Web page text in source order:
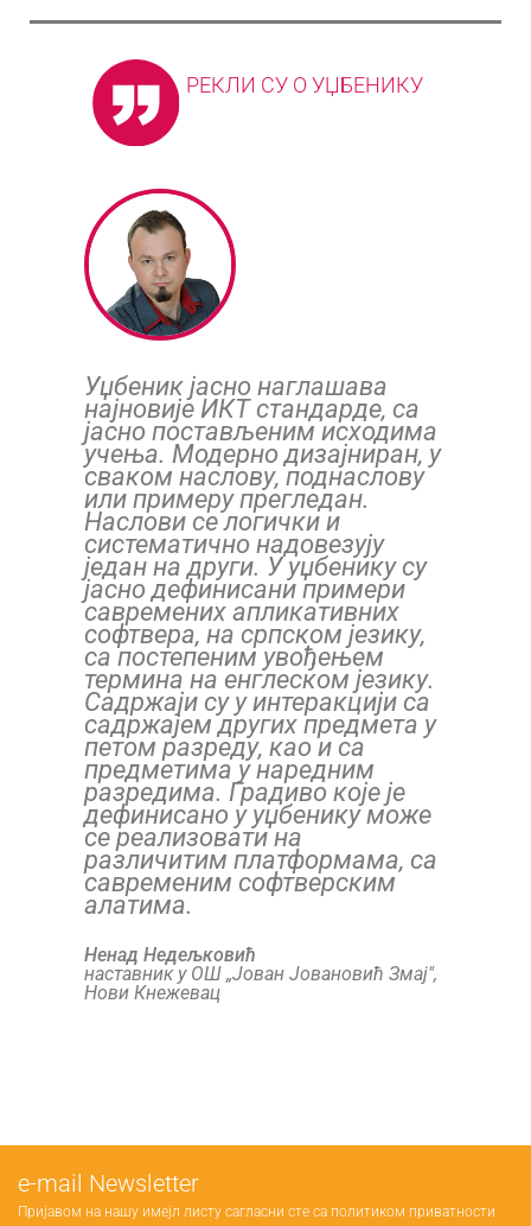
РЕКЛИ СУ О УЏБЕНИКУ
Уџбеник јасно наглашава
најновије ИКТ стандарде, са
јасно постављеним исходима
учења. Модерно дизајниран, у
сваком наслову, поднаслову
или примеру прегледан.
Наслови се логички и
систематично надовезују
један на други. У уџбенику су
јасно дефинисани примери
савремених апликативних
софтвера, на српском језику,
са постепеним увођењем
термина на енглеском језику.
Садржаји су у интеракцији са
садржајем других предмета у
петом разреду, као и са
предметима у наредним
разредима. Градиво које је
дефинисано у уџбенику може
се реализовати на
различитим платформама, са
савременим софтверским
алатима.
Ненад Недељковић
наставник у ОШ „Јован Јовановић Змај",
Нови Кнежевац
е-mail Newsletter
Пријавом на нашу имејл листу сагласни сте са политиком приватности